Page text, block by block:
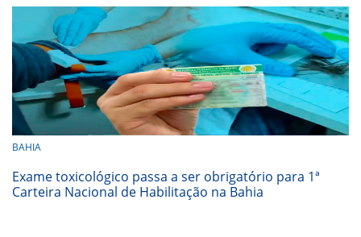
BAHIA
Exame toxicológico passa a ser obrigatório para 1ª
Carteira Nacional de Habilitação na Bahia